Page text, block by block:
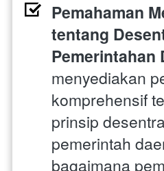
Pemahaman
tentang
Pemerintahan
menyediakan
komprehensif
prinsip
pemerintah
bagaimana